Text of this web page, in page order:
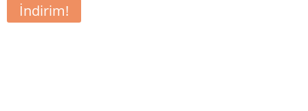
İndirim!